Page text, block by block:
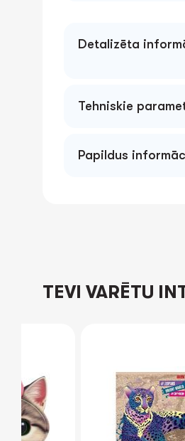
Detalizēta
Tehniskie
Papildus
TEVI VARĒTU